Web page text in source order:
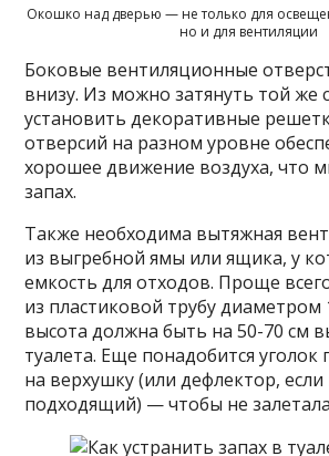
Окошко над дверью — не только для
но и для вентиляции
Боковые вентиляционные
внизу. Из можно затянуть той же
установить декоративные
отверсий на разном уровне
хорошее движение воздуха, что
запах.
Также необходима вытяжная
из выгребной ямы или ящика, у
емкость для отходов. Проще
из пластиковой трубу диаметром
высота должна быть на 50-70 см
туалета. Еще понадобится уголок
на верхушку (или дефлектор, если
подходящий) — чтобы не